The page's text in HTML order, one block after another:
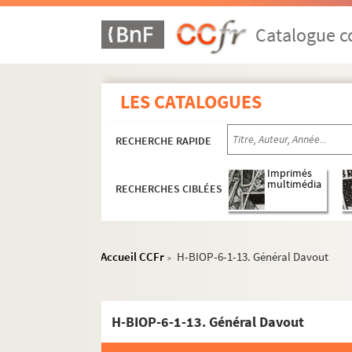
Catalogue
LES CATALOGUES
RECHERCHE RAPIDE
RECHERCHES CIBLÉES
Imprimés
multimédia
Accueil CCFr > H-BIOP-6-1-13. Général Davout
H-BIOP-6-1-13. Général Davout
H-BIOP-3. Rois, souverains et chefs d'Etat
H-BIOP-4. Rois, souverains et chefs d'Etat